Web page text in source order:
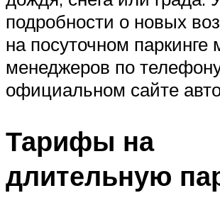
подробности о новых
на посуточном паркинге
менеджеров по
официальном сайте
Тарифы на
длительную